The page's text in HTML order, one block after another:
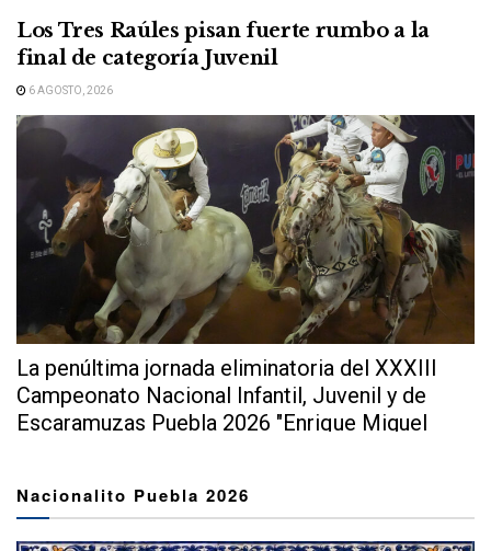
Los Tres Raúles pisan fuerte rumbo a la
final de categoría Juvenil
6 AGOSTO, 2026
La penúltima jornada eliminatoria del XXXIII
Campeonato Nacional Infantil, Juvenil y de
Escaramuzas Puebla 2026 "Enrique Miguel
Nacionalito Puebla 2026